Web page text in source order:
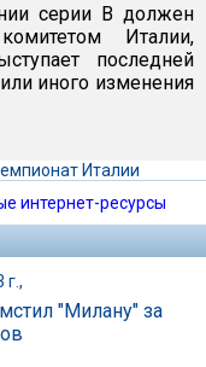
серии В должен
Италии,
последней
иного изменения
Италии
интернет-ресурсы
г.,
"Милану" за